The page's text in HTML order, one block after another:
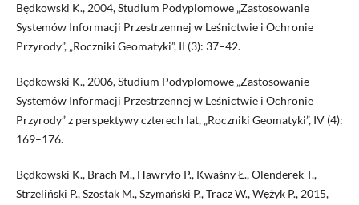
Będkowski K., 2004, Studium Podyplomowe „Zastosowanie
Systemów Informacji Przestrzennej w Leśnictwie i Ochronie
Przyrody”, „Roczniki Geomatyki”, II (3): 37–42.
Będkowski K., 2006, Studium Podyplomowe „Zastosowanie
Systemów Informacji Przestrzennej w Leśnictwie i Ochronie
Przyrody” z perspektywy czterech lat, „Roczniki Geomatyki”, IV (4):
169–176.
Będkowski K., Brach M., Hawryło P., Kwaśny Ł., Olenderek T.,
Strzeliński P., Szostak M., Szymański P., Tracz W., Wężyk P., 2015,